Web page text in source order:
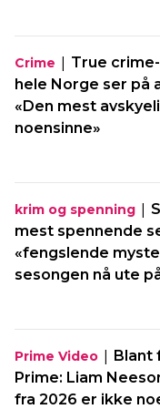
Crime | True
hele Norge ser på
«Den mest
noensinne»
krim og spenning |
mest spennende
«fengslende
sesongen nå ute
Prime Video | Blant
Prime: Liam
fra 2026 er ikke